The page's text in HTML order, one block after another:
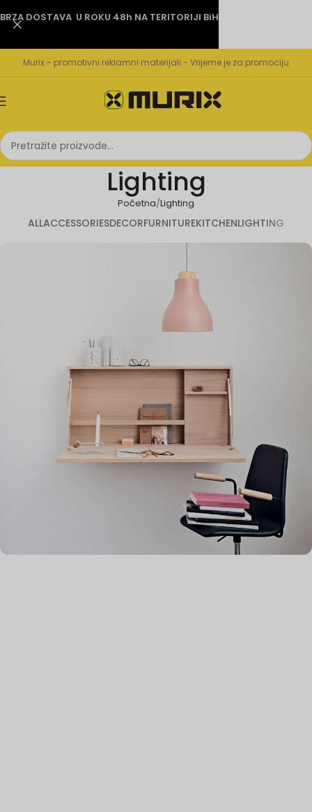
Murix - promotivni reklamni materijali - Vrijeme je za promociju
Lighting
Početna Lighting
ALLACCESSORIESDECORFURNITUREKITCHENLIGHTING
BRZA DOSTAVA U ROKU 48h NA TERITORIJI BiH